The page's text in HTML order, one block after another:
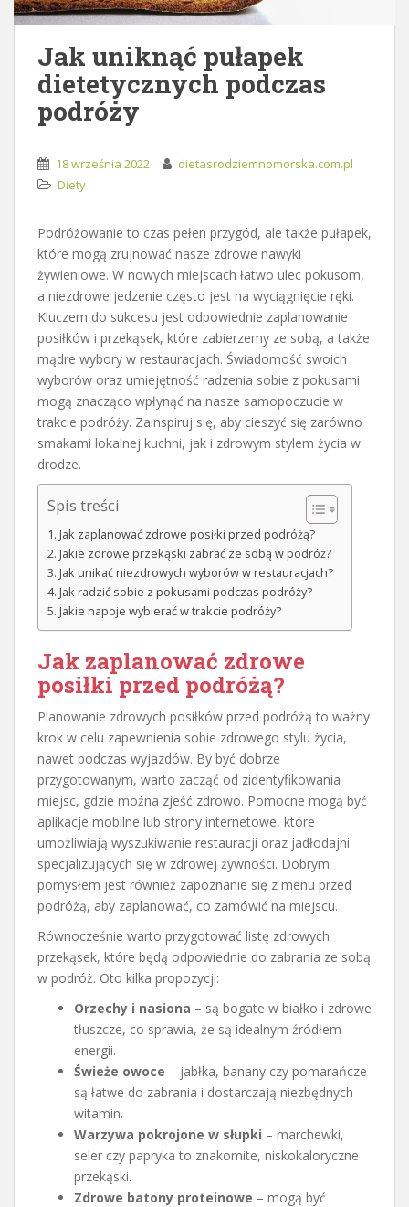
Jak uniknąć pułapek
dietetycznych podczas
podróży
18 września 2022
dietasrodziemnomorska.com.pl
Diety
Podróżowanie to czas pełen przygód, ale także pułapek,
które mogą zrujnować nasze zdrowe nawyki
żywieniowe. W nowych miejscach łatwo ulec pokusom,
a niezdrowe jedzenie często jest na wyciągnięcie ręki.
Kluczem do sukcesu jest odpowiednie zaplanowanie
posiłków i przekąsek, które zabierzemy ze sobą, a także
mądre wybory w restauracjach. Świadomość swoich
wyborów oraz umiejętność radzenia sobie z pokusami
mogą znacząco wpłynąć na nasze samopoczucie w
trakcie podróży. Zainspiruj się, aby cieszyć się zarówno
smakami lokalnej kuchni, jak i zdrowym stylem życia w
drodze.
Spis treści
Jak zaplanować zdrowe posiłki przed podróżą?
Jakie zdrowe przekąski zabrać ze sobą w podróż?
Jak unikać niezdrowych wyborów w restauracjach?
Jak radzić sobie z pokusami podczas podróży?
Jakie napoje wybierać w trakcie podróży?
Jak zaplanować zdrowe
posiłki przed podróżą?
Planowanie zdrowych posiłków przed podróżą to ważny
krok w celu zapewnienia sobie zdrowego stylu życia,
nawet podczas wyjazdów. By być dobrze
przygotowanym, warto zacząć od zidentyfikowania
miejsc, gdzie można zjeść zdrowo. Pomocne mogą być
aplikacje mobilne lub strony internetowe, które
umożliwiają wyszukiwanie restauracji oraz jadłodajni
specjalizujących się w zdrowej żywności. Dobrym
pomysłem jest również zapoznanie się z menu przed
podróżą, aby zaplanować, co zamówić na miejscu.
Równocześnie warto przygotować listę zdrowych
przekąsek, które będą odpowiednie do zabrania ze sobą
w podróż. Oto kilka propozycji:
Orzechy i nasiona – są bogate w białko i zdrowe
tłuszcze, co sprawia, że są idealnym źródłem
energii.
Świeże owoce – jabłka, banany czy pomarańcze
są łatwe do zabrania i dostarczają niezbędnych
witamin.
Warzywa pokrojone w słupki – marchewki,
seler czy papryka to znakomite, niskokaloryczne
przekąski.
Zdrowe batony proteinowe – mogą być